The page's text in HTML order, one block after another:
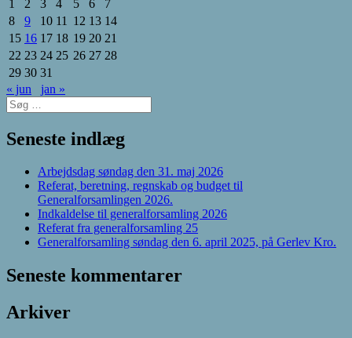
1
2 3 4 5 6
7
8
9 10 11 12 13 14
15 16 17 18 19 20 21
22 23 24 25 26 27 28
29 30 31
« jun
jan »
Søg
efter:
Seneste indlæg
Arbejdsdag søndag den 31. maj 2026
Referat, beretning, regnskab og budget til
Generalforsamlingen 2026.
Indkaldelse til generalforsamling 2026
Referat fra generalforsamling 25
Generalforsamling søndag den 6. april 2025, på Gerlev Kro.
Seneste kommentarer
Arkiver